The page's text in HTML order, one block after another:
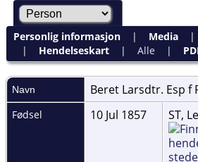
Personlig informasjon| Media
| Hendelseskart| Alle |
Navn Beret Larsdtr. Esp f
Fødsel 10 Jul 1857 ST,